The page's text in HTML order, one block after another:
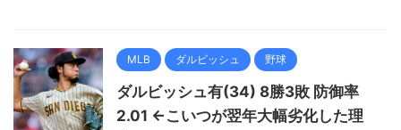
MLB ダルビッシュ 野球
ダルビッシュ有(34) 8勝3敗 防御率
2.01 ←こいつが翌年大幅劣化した理